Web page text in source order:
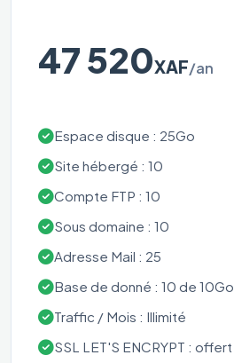
47 520XAF/an
Espace disque : 25Go
Site hébergé : 10
Compte FTP : 10
Sous domaine : 10
Adresse Mail : 25
Base de donné : 10 de 10Go
Traffic / Mois : Illimité
SSL LET'S ENCRYPT : offert